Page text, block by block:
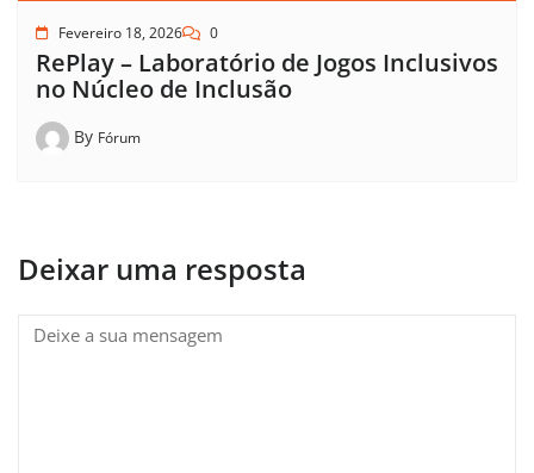
Fevereiro 18, 2026 0
RePlay – Laboratório de Jogos Inclusivos
no Núcleo de Inclusão
By Fórum
Deixar uma resposta